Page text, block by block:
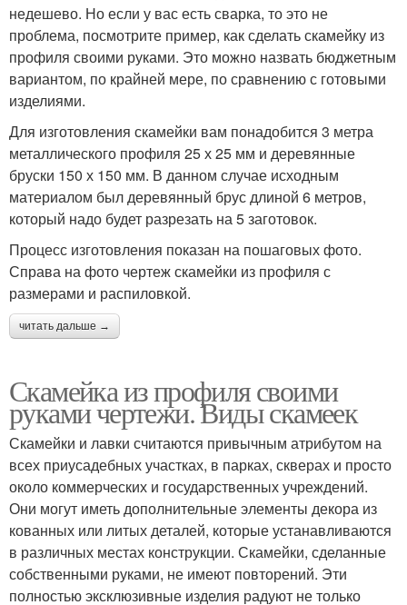
недешево. Но если у вас есть сварка, то это не
проблема, посмотрите пример, как сделать скамейку из
профиля своими руками. Это можно назвать бюджетным
вариантом, по крайней мере, по сравнению с готовыми
изделиями.
Для изготовления скамейки вам понадобится 3 метра
металлического профиля 25 х 25 мм и деревянные
бруски 150 х 150 мм. В данном случае исходным
материалом был деревянный брус длиной 6 метров,
который надо будет разрезать на 5 заготовок.
Процесс изготовления показан на пошаговых фото.
Справа на фото чертеж скамейки из профиля с
размерами и распиловкой.
читать дальше →
Скамейка из профиля своими
руками чертежи. Виды скамеек
Скамейки и лавки считаются привычным атрибутом на
всех приусадебных участках, в парках, скверах и просто
около коммерческих и государственных учреждений.
Они могут иметь дополнительные элементы декора из
кованных или литых деталей, которые устанавливаются
в различных местах конструкции. Скамейки, сделанные
собственными руками, не имеют повторений. Эти
полностью эксклюзивные изделия радуют не только